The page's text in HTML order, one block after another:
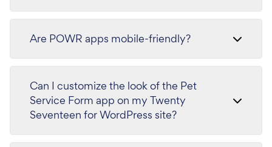
Are POWR apps mobile-friendly?
Can I customize the look of the Pet
Service Form app on my Twenty
Seventeen for WordPress site?